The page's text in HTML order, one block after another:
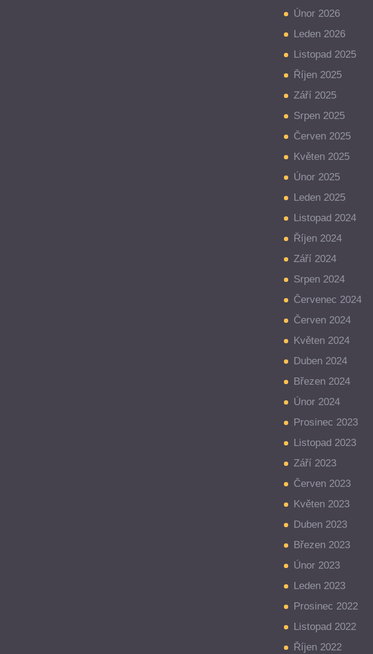
Únor 2026
Leden 2026
Listopad 2025
Říjen 2025
Září 2025
Srpen 2025
Červen 2025
Květen 2025
Únor 2025
Leden 2025
Listopad 2024
Říjen 2024
Září 2024
Srpen 2024
Červenec 2024
Červen 2024
Květen 2024
Duben 2024
Březen 2024
Únor 2024
Prosinec 2023
Listopad 2023
Září 2023
Červen 2023
Květen 2023
Duben 2023
Březen 2023
Únor 2023
Leden 2023
Prosinec 2022
Listopad 2022
Říjen 2022